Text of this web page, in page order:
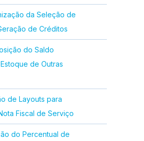
da Seleção de
de Créditos
do Saldo
de Outras
de Layouts para
Fiscal de Serviço
do Percentual de